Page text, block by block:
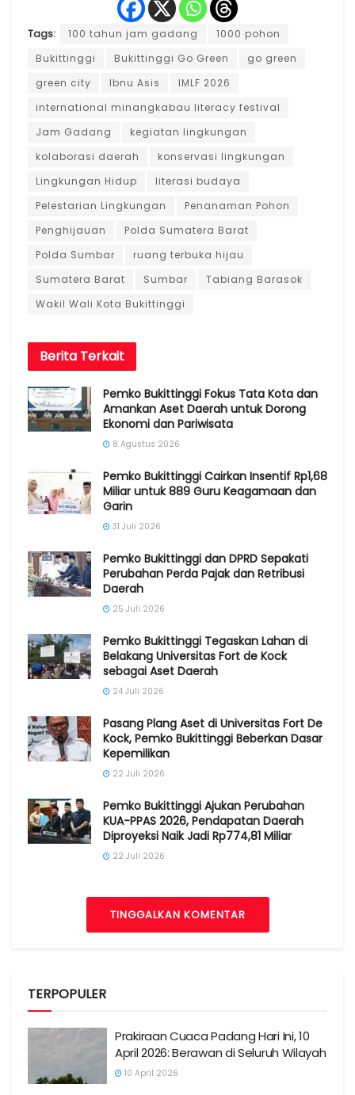
Tags: 100 tahun jam gadang
1000 pohon
Bukittinggi
Bukittinggi Go Green
go green
green city
Ibnu Asis
IMLF 2026
international minangkabau literacy festival
Jam Gadang
kegiatan lingkungan
kolaborasi daerah
konservasi lingkungan
Lingkungan Hidup
literasi budaya
Pelestarian Lingkungan
Penanaman Pohon
Penghijauan
Polda Sumatera Barat
Polda Sumbar
ruang terbuka hijau
Sumatera Barat
Sumbar
Tabiang Barasok
Wakil Wali Kota Bukittinggi
Berita Terkait
Pemko Bukittinggi Fokus Tata Kota dan
Amankan Aset Daerah untuk Dorong
Ekonomi dan Pariwisata
8 Agustus 2026
Pemko Bukittinggi Cairkan Insentif Rp1,68
Miliar untuk 889 Guru Keagamaan dan
Garin
31 Juli 2026
Pemko Bukittinggi dan DPRD Sepakati
Perubahan Perda Pajak dan Retribusi
Daerah
25 Juli 2026
Pemko Bukittinggi Tegaskan Lahan di
Belakang Universitas Fort de Kock
sebagai Aset Daerah
24 Juli 2026
Pasang Plang Aset di Universitas Fort De
Kock, Pemko Bukittinggi Beberkan Dasar
Kepemilikan
22 Juli 2026
Pemko Bukittinggi Ajukan Perubahan
KUA-PPAS 2026, Pendapatan Daerah
Diproyeksi Naik Jadi Rp774,81 Miliar
22 Juli 2026
TINGGALKAN KOMENTAR
TERPOPULER
Prakiraan Cuaca Padang Hari Ini, 10
April 2026: Berawan di Seluruh Wilayah
10 April 2026